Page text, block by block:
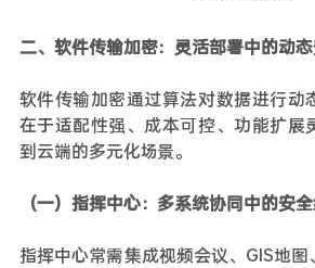
二、软件传输加密：灵活部署中的动
软件传输加密通过算法对数据进行动
在于适配性强、成本可控、功能扩展
到云端的多元化场景。
（一）指挥中心：多系统协同中的安
指挥中心常需集成视频会议、GIS地